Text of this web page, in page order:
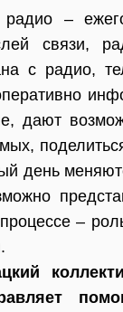
–
связи,
с радио,
дают
день
–